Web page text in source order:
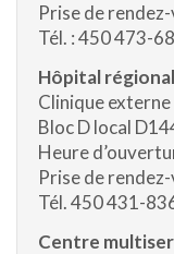
Prise de
Tél. : 450 473-
Hôpital
Clinique
Bloc D local
Heure
Prise de
Tél. 450 431-
Centre